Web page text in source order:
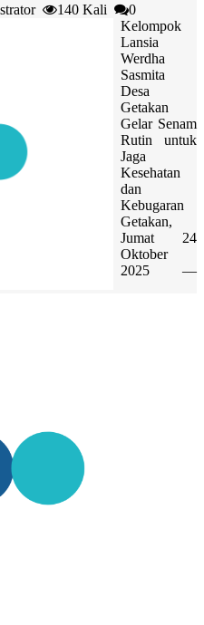
140 Kali
0
Kelompok
Lansia
Werdha
Sasmita
Desa
Getakan
Gelar Senam
Rutin untuk
Jaga
Kesehatan
dan
Kebugaran
Getakan,
Jumat 24
Oktober
2025 —